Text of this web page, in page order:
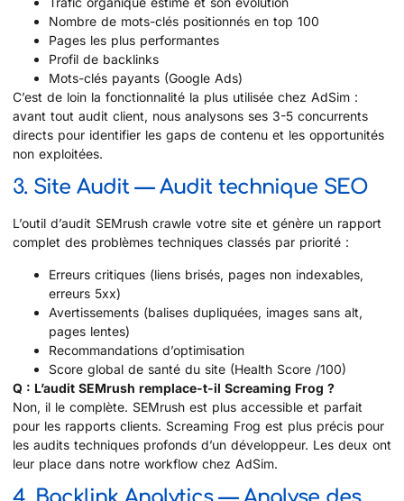
Nombre de mots-clés positionnés en top 100
Pages les plus performantes
Profil de backlinks
Mots-clés payants (Google Ads)
C’est de loin la fonctionnalité la plus utilisée chez AdSim :
avant tout audit client, nous analysons ses 3-5 concurrents
directs pour identifier les gaps de contenu et les opportunités
non exploitées.
3. Site Audit — Audit technique SEO
L’outil d’audit SEMrush crawle votre site et génère un rapport
complet des problèmes techniques classés par priorité :
Erreurs critiques (liens brisés, pages non indexables,
erreurs 5xx)
Avertissements (balises dupliquées, images sans alt,
pages lentes)
Recommandations d’optimisation
Score global de santé du site (Health Score /100)
Q : L’audit SEMrush remplace-t-il Screaming Frog ?
Non, il le complète. SEMrush est plus accessible et parfait
pour les rapports clients. Screaming Frog est plus précis pour
les audits techniques profonds d’un développeur. Les deux ont
leur place dans notre workflow chez AdSim.